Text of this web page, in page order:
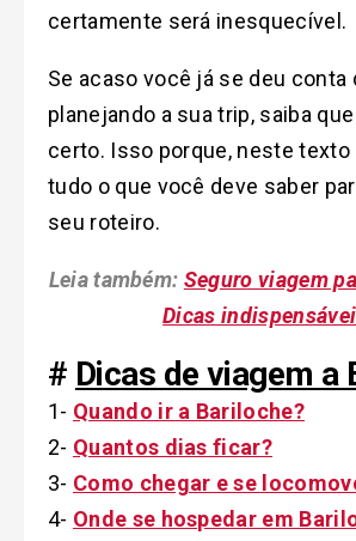
certamente será inesquecível.
Se acaso você já se deu conta
planejando a sua trip, saiba
certo. Isso porque, neste texto
tudo o que você deve saber
seu roteiro.
Leia também: Seguro viagem
Dicas
# Dicas de viagem a
1- Quando ir a Bariloche?
2- Quantos dias ficar?
3- Como chegar e se
4- Onde se hospedar em